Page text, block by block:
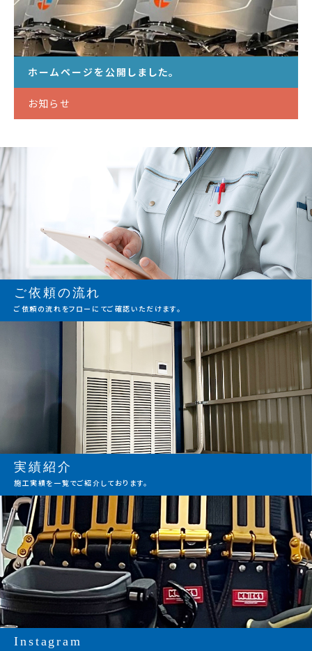
ホームページを公開しました。
お知らせ
ご依頼の流れ
ご依頼の流れをフローにてご確認いただけます。
実績紹介
施工実績を一覧でご紹介しております。
Instagram